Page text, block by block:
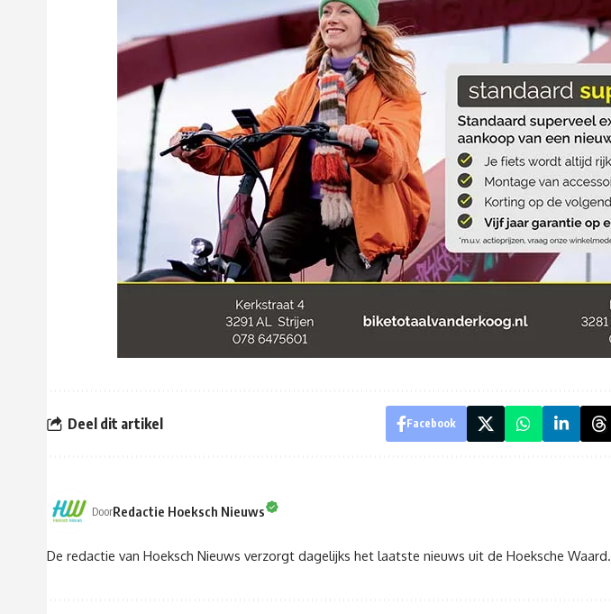
Deel dit artikel Facebook
DoorRedactie Hoeksch Nieuws
De redactie van Hoeksch Nieuws verzorgt dagelijks het laatste nieuws uit de Hoeksche Waard.